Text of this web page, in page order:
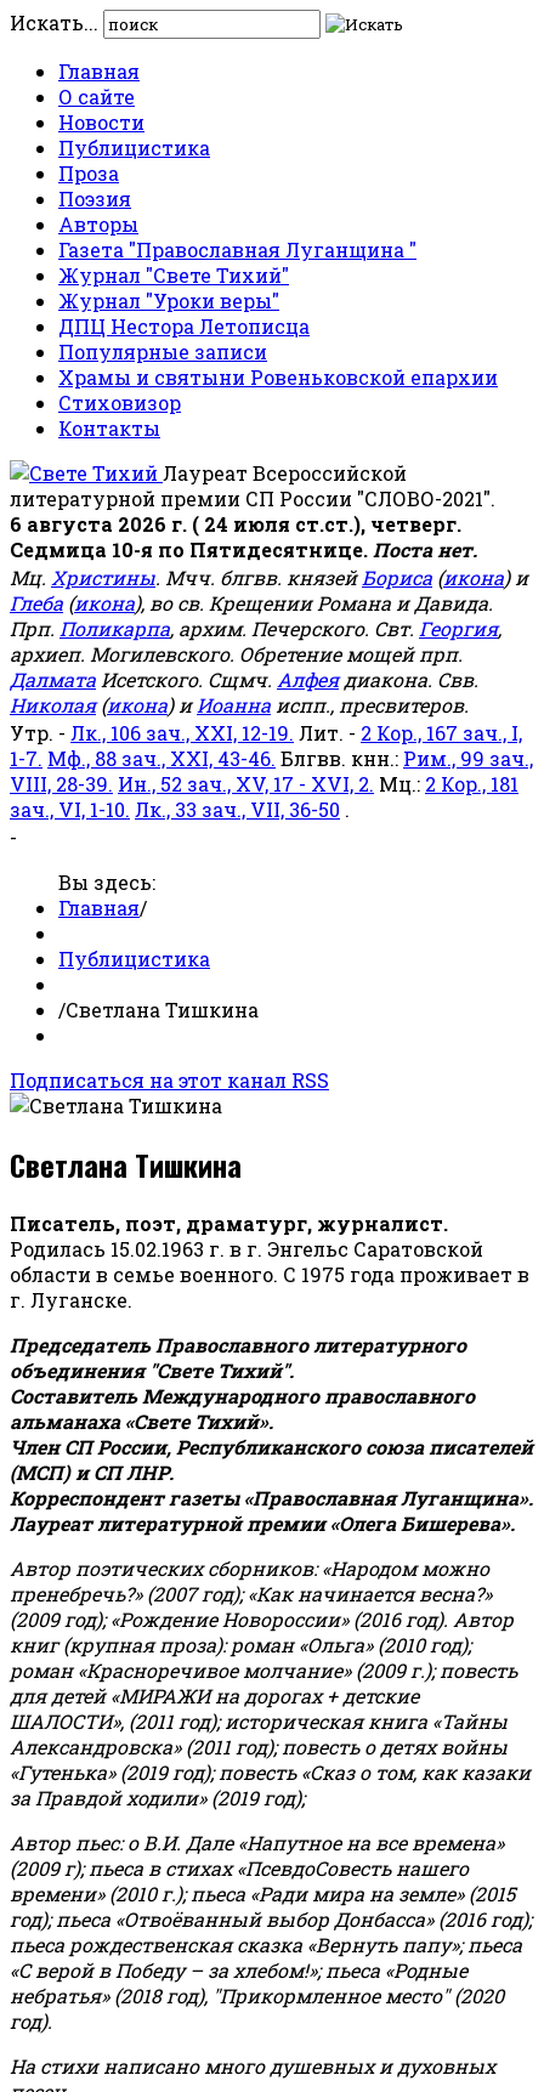
Искать...
Главная
О сайте
Новости
Публицистика
Проза
Поэзия
Авторы
Газета "Православная Луганщина "
Журнал "Свете Тихий"
Журнал "Уроки веры"
ДПЦ Нестора Летописца
Популярные записи
Храмы и святыни Ровеньковской епархии
Стиховизор
Контакты
Лауреат Всероссийской
литературной премии СП России "СЛОВО-2021".
6 августа 2026 г. ( 24 июля ст.ст.), четверг.
Седмица 10-я по Пятидесятнице. Поста нет.
Мц. Христины. Мчч. блгвв. князейБориса (икона) и
Глеба (икона), во св. Крещении Романа и Давида.
Прп. Поликарпа, архим. Печерского. Свт. Георгия,
архиеп. Могилевского. Обретение мощей прп.
Далмата Исетского. Сщмч. Алфеядиакона. Свв.
Николая(икона) иИоанна испп., пресвитеров.
Утр. - Лк., 106 зач., XXI, 12-19. Лит. - 2 Кор., 167 зач., I,
1-7. Мф., 88 зач., XXI, 43-46. Блгвв. кнн.: Рим., 99 зач.,
VIII, 28-39. Ин., 52 зач., XV, 17 - XVI, 2. Мц.: 2 Кор., 181
зач., VI, 1-10. Лк., 33 зач., VII, 36-50 .
-
Вы здесь:
Главная/
Публицистика
/Светлана Тишкина
Подписаться на этот канал RSS
Светлана Тишкина
Писатель, поэт, драматург, журналист.
Родилась 15.02.1963 г. в г. Энгельс Саратовской
области в семье военного. С 1975 года проживает в
г. Луганске.
Председатель Православного литературного
объединения "Свете Тихий".
Составитель Международного православного
альманаха «Свете Тихий».
Член СП России, Республиканского союза писателей
(МСП) и СП ЛНР.
Корреспондент газеты «Православная Луганщина».
Лауреат литературной премии «Олега Бишерева».
Автор поэтических сборников: «Народом можно
пренебречь?» (2007 год); «Как начинается весна?»
(2009 год); «Рождение Новороссии» (2016 год). Автор
книг (крупная проза): роман «Ольга» (2010 год);
роман «Красноречивое молчание» (2009 г.); повесть
для детей «МИРАЖИ на дорогах + детские
ШАЛОСТИ», (2011 год); историческая книга «Тайны
Александровска» (2011 год); повесть о детях войны
«Гутенька» (2019 год); повесть «Сказ о том, как казаки
за Правдой ходили» (2019 год);
Автор пьес: о В.И. Дале «Напутное на все времена»
(2009 г); пьеса в стихах «ПсевдоСовесть нашего
времени» (2010 г.); пьеса «Ради мира на земле» (2015
год); пьеса «Отвоёванный выбор Донбасса» (2016 год);
пьеса рождественская сказка «Вернуть папу»; пьеса
«С верой в Победу – за хлебом!»;пьеса «Родные
небратья» (2018 год), "Прикормленное место" (2020
год).
На стихи написано много душевных и духовных